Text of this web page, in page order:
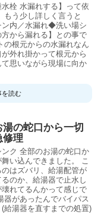
栓 水漏れする】って依
う少し詳しく言うと
ン内／水漏れ◆洗い場シ
から漏れる】との事で
の根元からの水漏れなん
外れ掛かって根元から
思いながら現場に向か
を読む
の蛇口から一切
修理
ク 全部のお湯の蛇口か
い込んできました。 こ
はズバリ、給湯配管が
のか、給湯器で止水し
れてるんかって感じで
器があったんでバイパス
給湯器を直すまでの処置)